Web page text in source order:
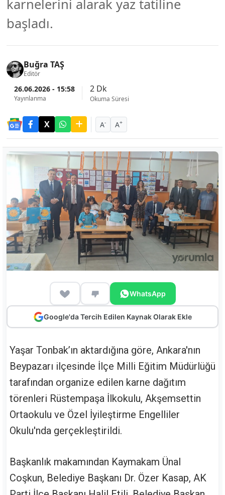
karnelerini alarak yaz tatiline
başladı.
Buğra TAŞ
Editör
26.06.2026 - 15:58
Yayınlanma
2 Dk
Okuma Süresi
A- A+
WhatsApp
Google'da Tercih Edilen Kaynak Olarak Ekle
Yaşar Tonbak’ın aktardığına göre, Ankara'nın
Beypazarı ilçesinde İlçe Milli Eğitim Müdürlüğü
tarafından organize edilen karne dağıtım
törenleri Rüstempaşa İlkokulu, Akşemsettin
Ortaokulu ve Özel İyileştirme Engelliler
Okulu'nda gerçekleştirildi.
Başkanlık makamından Kaymakam Ünal
Coşkun, Belediye Başkanı Dr. Özer Kasap, AK